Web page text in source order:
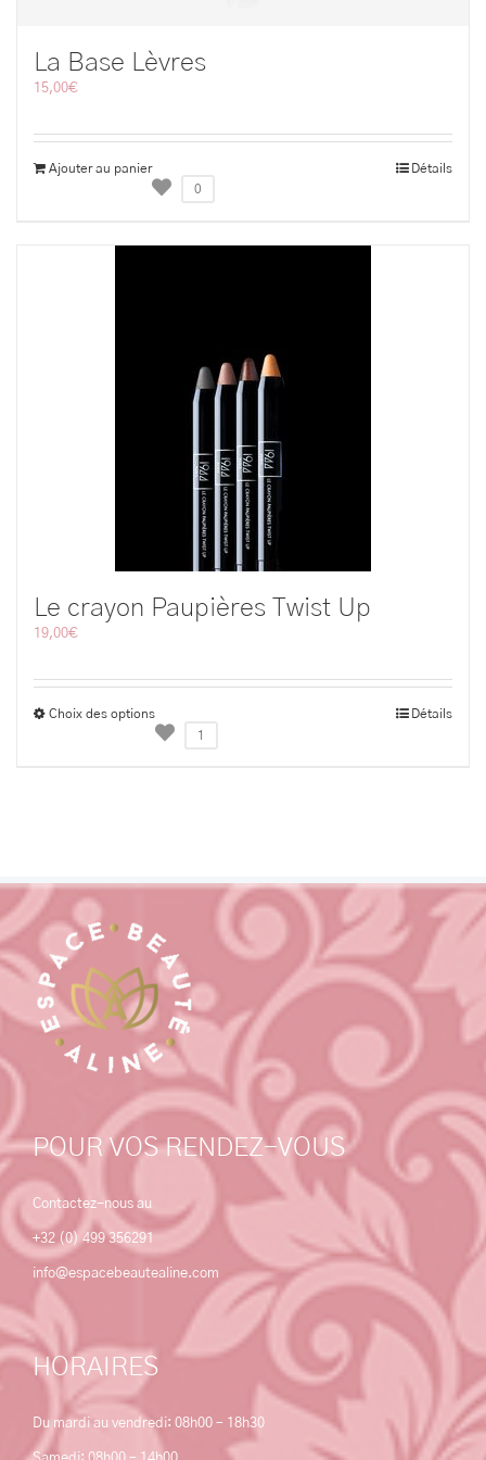
La Base Lèvres
15,00€
Ajouter au panier
Détails
0
Le crayon Paupières Twist Up
19,00€
Choix des options
Détails
1
POUR VOS RENDEZ-VOUS
Contactez-nous au
+32 (0) 499 356291
info@espacebeautealine.com
HORAIRES
Du mardi au vendredi: 08h00 – 18h30